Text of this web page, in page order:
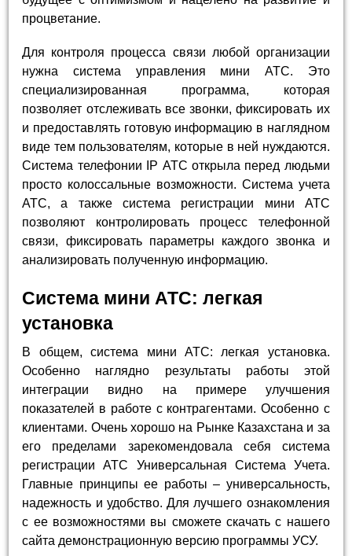
процветание.
Для контроля процесса связи любой организации
нужна система управления мини АТС. Это
специализированная программа, которая
позволяет отслеживать все звонки, фиксировать их
и предоставлять готовую информацию в наглядном
виде тем пользователям, которые в ней нуждаются.
Система телефонии IP АТС открыла перед людьми
просто колоссальные возможности. Система учета
АТС, а также система регистрации мини АТС
позволяют контролировать процесс телефонной
связи, фиксировать параметры каждого звонка и
анализировать полученную информацию.
Система мини АТС: легкая
установка
В общем, система мини АТС: легкая установка.
Особенно наглядно результаты работы этой
интеграции видно на примере улучшения
показателей в работе с контрагентами. Особенно с
клиентами. Очень хорошо на Рынке Казахстана и за
его пределами зарекомендовала себя система
регистрации АТС Универсальная Система Учета.
Главные принципы ее работы – универсальность,
надежность и удобство. Для лучшего ознакомления
с ее возможностями вы сможете скачать с нашего
сайта демонстрационную версию программы УСУ.